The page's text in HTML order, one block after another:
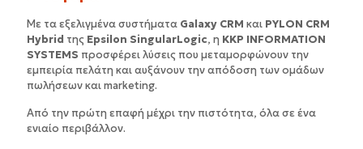
Με τα εξελιγμένα συστήματα Galaxy CRM και PYLON CRM
Hybrid της Epsilon SingularLogic, η KKP INFORMATION
SYSTEMS προσφέρει λύσεις που μεταμορφώνουν την
εμπειρία πελάτη και αυξάνουν την απόδοση των ομάδων
πωλήσεων και marketing.
Από την πρώτη επαφή μέχρι την πιστότητα, όλα σε ένα
ενιαίο περιβάλλον.